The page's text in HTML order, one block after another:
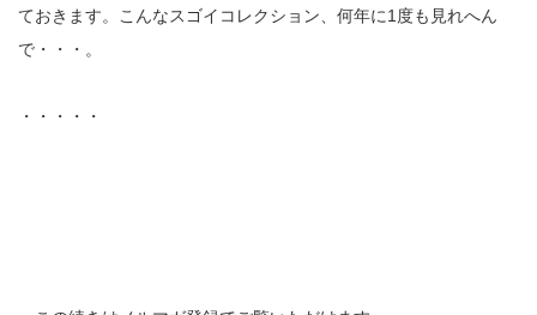
ておきます。こんなスゴイコレクション、何年に1度も見れへん
で・・・。
・・・・・